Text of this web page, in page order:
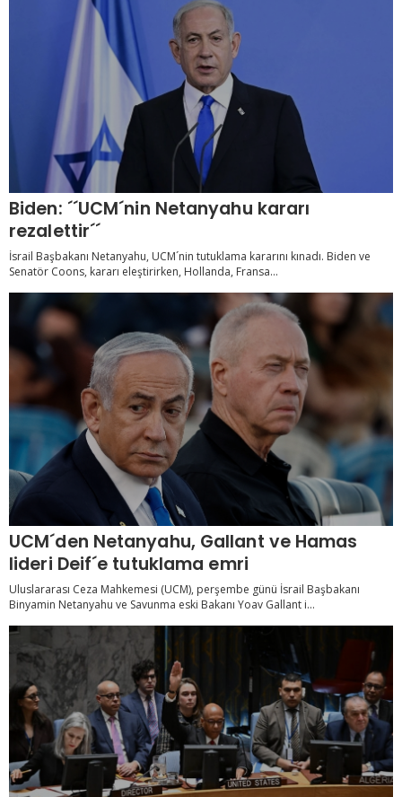
Biden: ´´UCM´nin Netanyahu kararı
rezalettir´´
İsrail Başbakanı Netanyahu, UCM´nin tutuklama kararını kınadı. Biden ve
Senatör Coons, kararı eleştirirken, Hollanda, Fransa...
UCM´den Netanyahu, Gallant ve Hamas
lideri Deif´e tutuklama emri
Uluslararası Ceza Mahkemesi (UCM), perşembe günü İsrail Başbakanı
Binyamin Netanyahu ve Savunma eski Bakanı Yoav Gallant i...